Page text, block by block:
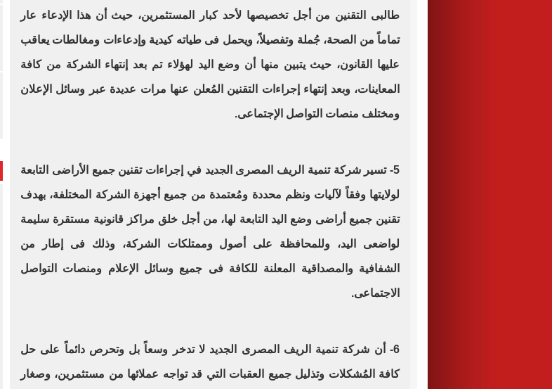
طالبى التقنين من أجل تخصيصها لأحد كبار المستثمرين، حيث أن هذا الإدعاء عار
تماماً من الصحة، جُملة وتفصيلاً، ويحمل فى طياته كيدية وإدعاءات ومغالطات يعاقب
عليها القانون، حيث يتبين منها أن وضع اليد لهؤلاء تم بعد إنتهاء الشركة من كافة
المعاينات، وبعد إنتهاء إجراءات التقنين المُعلن عنها مرات عديدة عبر وسائل الإعلان
ومختلف منصات التواصل الإجتماعى.
5- تسير شركة تنمية الريف المصرى الجديد في إجراءات تقنين جميع الأراضى التابعة
لولايتها وفقاً لآليات ونظم محددة ومُعتمدة من جميع أجهزة الشركة المختلفة، بهدف
تقنين جميع أراضى وضع اليد التابعة لها، من أجل خلق مراكز قانونية مستقرة سليمة
لواضعى اليد، وللمحافظة على أصول وممتلكات الشركة، وذلك فى إطار من
الشفافية والمصداقية المعلنة للكافة فى جميع وسائل الإعلام ومنصات التواصل
الاجتماعى.
6- أن شركة تنمية الريف المصرى الجديد لا تدخر وسعاً بل وتحرص دائماً على حل
كافة المُشكلات وتذليل جميع العقبات التي قد تواجه عملائها من مستثمرين، وصغار